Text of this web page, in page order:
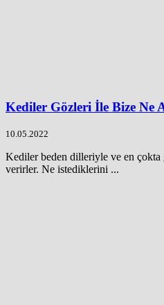
Kediler Gözleri İle Bize Ne
10.05.2022
Kediler beden dilleriyle ve en çokta
verirler. Ne istediklerini ...